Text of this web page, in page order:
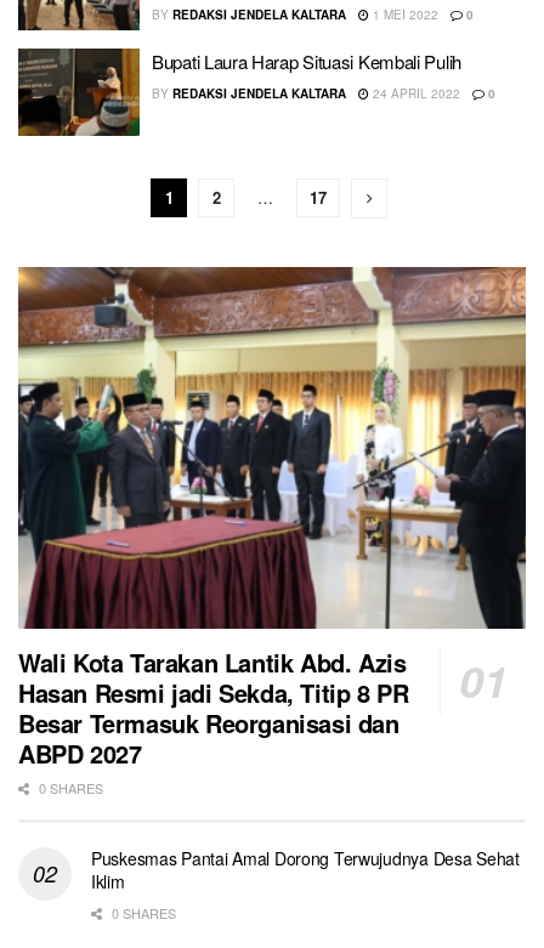
BY REDAKSI JENDELA KALTARA 1 MEI 2022 0
Bupati Laura Harap Situasi Kembali Pulih
BY REDAKSI JENDELA KALTARA 24 APRIL 2022 0
1 2 … 17
Wali Kota Tarakan Lantik Abd. Azis
Hasan Resmi jadi Sekda, Titip 8 PR
Besar Termasuk Reorganisasi dan
ABPD 2027
0 SHARES
Puskesmas Pantai Amal Dorong Terwujudnya Desa Sehat
Iklim
0 SHARES